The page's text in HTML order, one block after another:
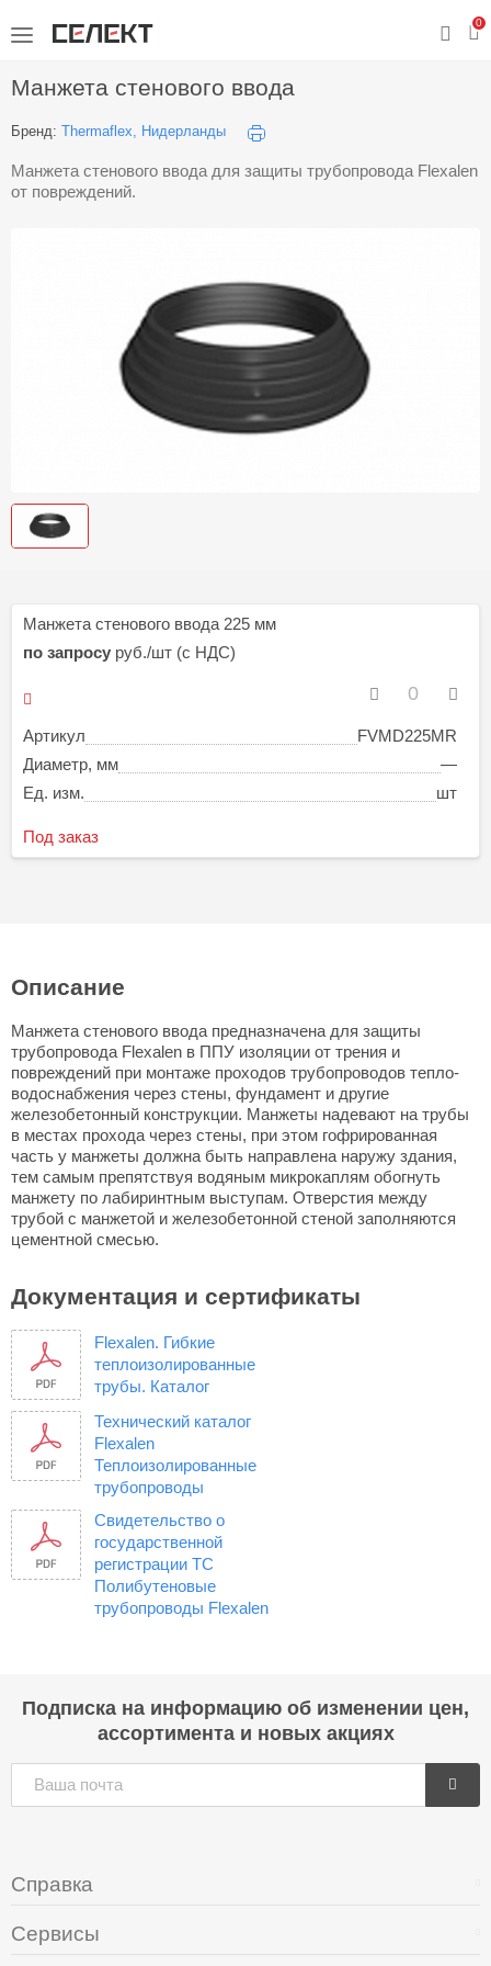
0
Манжета стенового ввода
Бренд: Thermaflex, Нидерланды
Манжета стенового ввода для защиты трубопровода Flexalen
от повреждений.
Манжета стенового ввода 225 мм
Артикул
FVMD225MR
Диаметр, мм
—
Ед. изм.
шт
по запросу руб./шт (с НДС)
Под заказ
Описание
Манжета стенового ввода предназначена для защиты
трубопровода Flexalen в ППУ изоляции от трения и
повреждений при монтаже проходов трубопроводов тепло-
водоснабжения через стены, фундамент и другие
железобетонный конструкции. Манжеты надевают на трубы
в местах прохода через стены, при этом гофрированная
часть у манжеты должна быть направлена наружу здания,
тем самым препятствуя водяным микрокаплям обогнуть
манжету по лабиринтным выступам. Отверстия между
трубой с манжетой и железобетонной стеной заполняются
цементной смесью.
Документация и сертификаты
Flexalen. Гибкие
теплоизолированные
трубы. Каталог
Технический каталог
Flexalen
Теплоизолированные
трубопроводы
Свидетельство о
государственной
регистрации ТС
Полибутеновые
трубопроводы Flexalen
Подписка на информацию об изменении цен,
ассортимента и новых акциях
Справка
Сервисы